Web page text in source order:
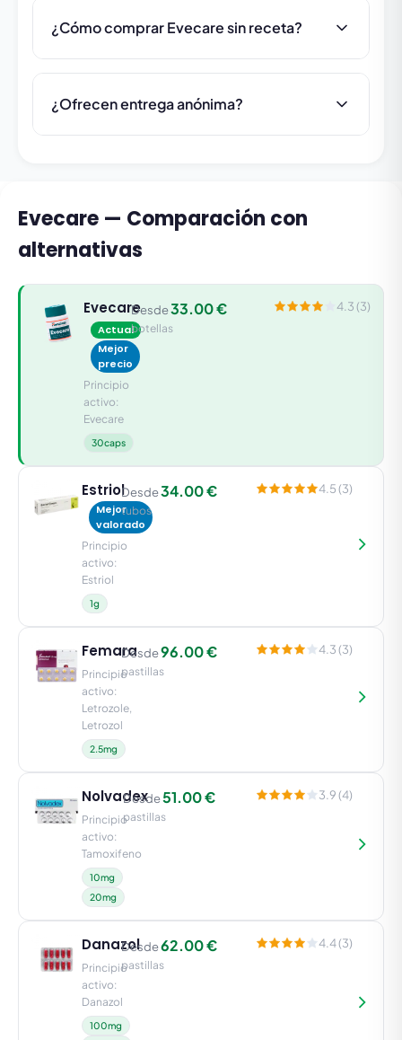
¿Cómo comprar Evecare sin receta?
¿Ofrecen entrega anónima?
Evecare — Comparación con
alternativas
Evecare
Actual
Mejor
precio
Principio
activo:
Evecare
30caps
Desde33.00 €
botellas
4.3 (3)
Estriol
Mejor
valorado
Principio
activo:
Estriol
1g
Desde34.00 €
tubos
4.5 (3)
Femara
Principio
activo:
Letrozole,
Letrozol
2.5mg
Desde96.00 €
pastillas
4.3 (3)
Nolvadex
Principio
activo:
Tamoxifeno
10mg
20mg
Desde51.00 €
pastillas
3.9 (4)
Danazol
Principio
activo:
Danazol
100mg
Desde62.00 €
pastillas
4.4 (3)